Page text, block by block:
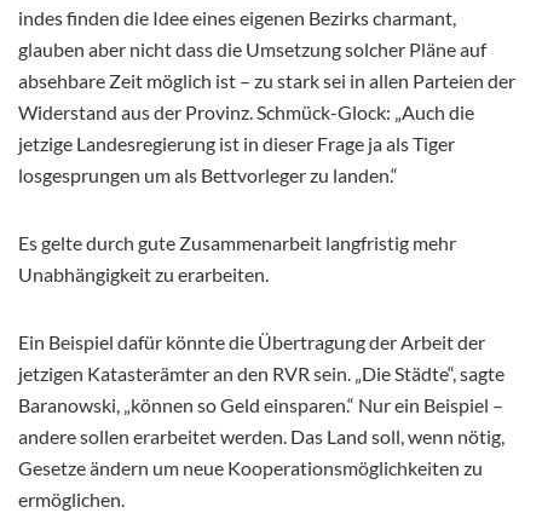
indes finden die Idee eines eigenen Bezirks charmant,
glauben aber nicht dass die Umsetzung solcher Pläne auf
absehbare Zeit möglich ist – zu stark sei in allen Parteien der
Widerstand aus der Provinz. Schmück-Glock: „Auch die
jetzige Landesregierung ist in dieser Frage ja als Tiger
losgesprungen um als Bettvorleger zu landen.“
Es gelte durch gute Zusammenarbeit langfristig mehr
Unabhängigkeit zu erarbeiten.
Ein Beispiel dafür könnte die Übertragung der Arbeit der
jetzigen Katasterämter an den RVR sein. „Die Städte“, sagte
Baranowski, „können so Geld einsparen.“ Nur ein Beispiel –
andere sollen erarbeitet werden. Das Land soll, wenn nötig,
Gesetze ändern um neue Kooperationsmöglichkeiten zu
ermöglichen.